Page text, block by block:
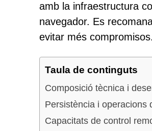
amb la infraestructura
navegador. Es
evitar més compromisos.
Taula de continguts
Composició tècnica i
Persistència i operacions
Capacitats de control